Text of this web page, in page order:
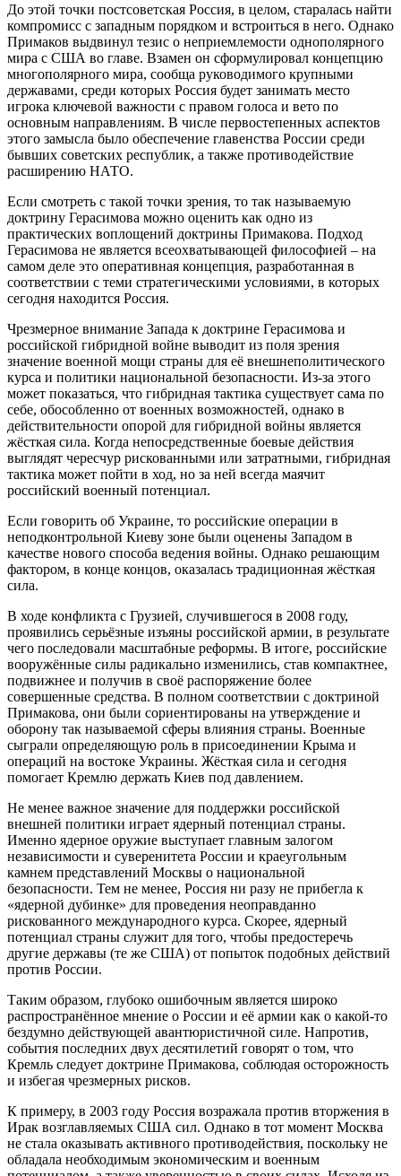
До этой точки постсоветская Россия, в целом, старалась найти
компромисс с западным порядком и встроиться в него. Однако
Примаков выдвинул тезис о неприемлемости однополярного
мира с США во главе. Взамен он сформулировал концепцию
многополярного мира, сообща руководимого крупными
державами, среди которых Россия будет занимать место
игрока ключевой важности с правом голоса и вето по
основным направлениям. В числе первостепенных аспектов
этого замысла было обеспечение главенства России среди
бывших советских республик, а также противодействие
расширению НАТО.
Если смотреть с такой точки зрения, то так называемую
доктрину Герасимова можно оценить как одно из
практических воплощений доктрины Примакова. Подход
Герасимова не является всеохватывающей философией – на
самом деле это оперативная концепция, разработанная в
соответствии с теми стратегическими условиями, в которых
сегодня находится Россия.
Чрезмерное внимание Запада к доктрине Герасимова и
российской гибридной войне выводит из поля зрения
значение военной мощи страны для её внешнеполитического
курса и политики национальной безопасности. Из-за этого
может показаться, что гибридная тактика существует сама по
себе, обособленно от военных возможностей, однако в
действительности опорой для гибридной войны является
жёсткая сила. Когда непосредственные боевые действия
выглядят чересчур рискованными или затратными, гибридная
тактика может пойти в ход, но за ней всегда маячит
российский военный потенциал.
Если говорить об Украине, то российские операции в
неподконтрольной Киеву зоне были оценены Западом в
качестве нового способа ведения войны. Однако решающим
фактором, в конце концов, оказалась традиционная жёсткая
сила.
В ходе конфликта с Грузией, случившегося в 2008 году,
проявились серьёзные изъяны российской армии, в результате
чего последовали масштабные реформы. В итоге, российские
вооружённые силы радикально изменились, став компактнее,
подвижнее и получив в своё распоряжение более
совершенные средства. В полном соответствии с доктриной
Примакова, они были сориентированы на утверждение и
оборону так называемой сферы влияния страны. Военные
сыграли определяющую роль в присоединении Крыма и
операций на востоке Украины. Жёсткая сила и сегодня
помогает Кремлю держать Киев под давлением.
Не менее важное значение для поддержки российской
внешней политики играет ядерный потенциал страны.
Именно ядерное оружие выступает главным залогом
независимости и суверенитета России и краеугольным
камнем представлений Москвы о национальной
безопасности. Тем не менее, Россия ни разу не прибегла к
«ядерной дубинке» для проведения неоправданно
рискованного международного курса. Скорее, ядерный
потенциал страны служит для того, чтобы предостеречь
другие державы (те же США) от попыток подобных действий
против России.
Таким образом, глубоко ошибочным является широко
распространённое мнение о России и её армии как о какой-то
бездумно действующей авантюристичной силе. Напротив,
события последних двух десятилетий говорят о том, что
Кремль следует доктрине Примакова, соблюдая осторожность
и избегая чрезмерных рисков.
К примеру, в 2003 году Россия возражала против вторжения в
Ирак возглавляемых США сил. Однако в тот момент Москва
не стала оказывать активного противодействия, поскольку не
обладала необходимым экономическим и военным